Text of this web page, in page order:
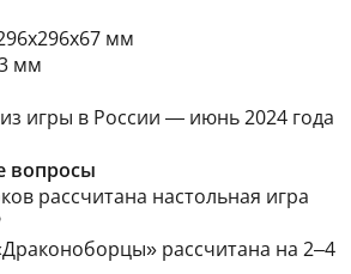
мм
мм
игры в России — июнь 2024 года
вопросы
рассчитана настольная игра
рассчитана на 2–4